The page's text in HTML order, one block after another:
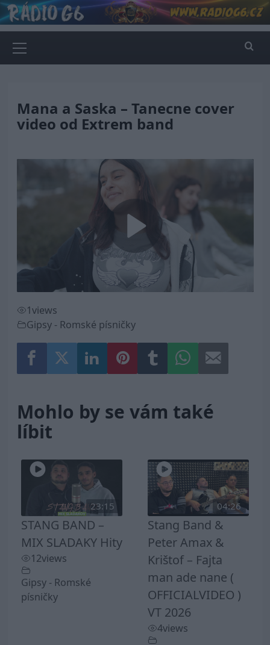
Skip
to
content
Menu
Mana a Saska – Tanecne cover
video od Extrem band
Play
Video
1views
Gipsy - Romské písničky
Mohlo by se vám také
líbit
23:15
STANG BAND –
MIX SLADAKY Hity
12views
Gipsy - Romské
písničky
04:26
Stang Band &
Peter Amax &
Krištof – Fajta
man ade nane (
OFFICIALVIDEO )
VT 2026
4views